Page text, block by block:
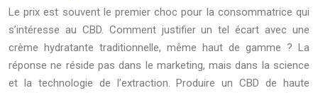
Le prix est souvent le premier choc pour la consommatrice qui
s’intéresse au CBD. Comment justifier un tel écart avec une
crème hydratante traditionnelle, même haut de gamme ? La
réponse ne réside pas dans le marketing, mais dans la science
et la technologie de l’extraction. Produire un CBD de haute